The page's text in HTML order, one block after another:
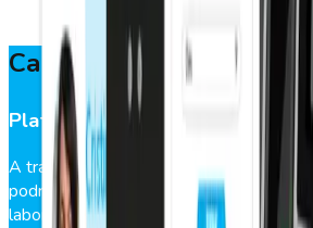
Características
Plataforma interactiva
A través de una plataforma simple y
podrán inscribir sus datos de inicio y
laboral.